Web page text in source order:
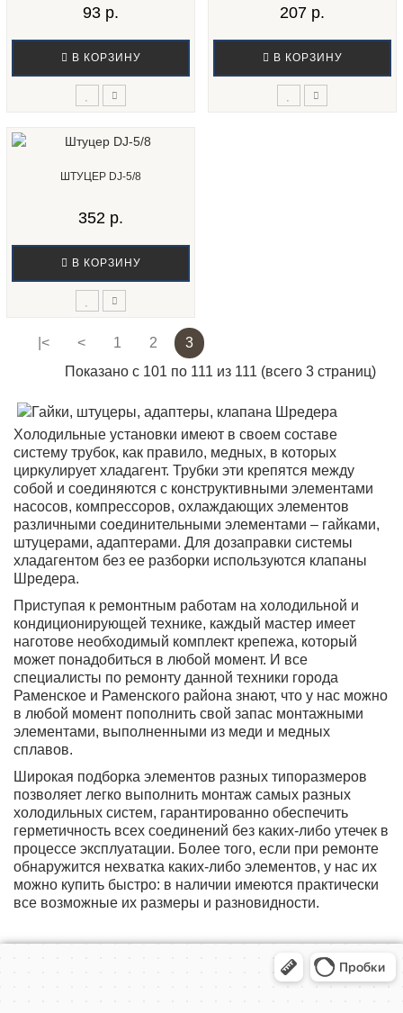
93 р.
В КОРЗИНУ
207 р.
В КОРЗИНУ
ШТУЦЕР DJ-5/8
352 р.
В КОРЗИНУ
|< < 1 2
3
Показано с 101 по 111 из 111 (всего 3 страниц)
Холодильные установки имеют в своем составе
систему трубок, как правило, медных, в которых
циркулирует хладагент. Трубки эти крепятся между
собой и соединяются с конструктивными элементами
насосов, компрессоров, охлаждающих элементов
различными соединительными элементами – гайками,
штуцерами, адаптерами. Для дозаправки системы
хладагентом без ее разборки используются клапаны
Шредера.
Приступая к ремонтным работам на холодильной и
кондиционирующей технике, каждый мастер имеет
наготове необходимый комплект крепежа, который
может понадобиться в любой момент. И все
специалисты по ремонту данной техники города
Раменское и Раменского района знают, что у нас можно
в любой момент пополнить свой запас монтажными
элементами, выполненными из меди и медных
сплавов.
Широкая подборка элементов разных типоразмеров
позволяет легко выполнить монтаж самых разных
холодильных систем, гарантированно обеспечить
герметичность всех соединений без каких-либо утечек в
процессе эксплуатации. Более того, если при ремонте
обнаружится нехватка каких-либо элементов, у нас их
можно купить быстро: в наличии имеются практически
все возможные их размеры и разновидности.